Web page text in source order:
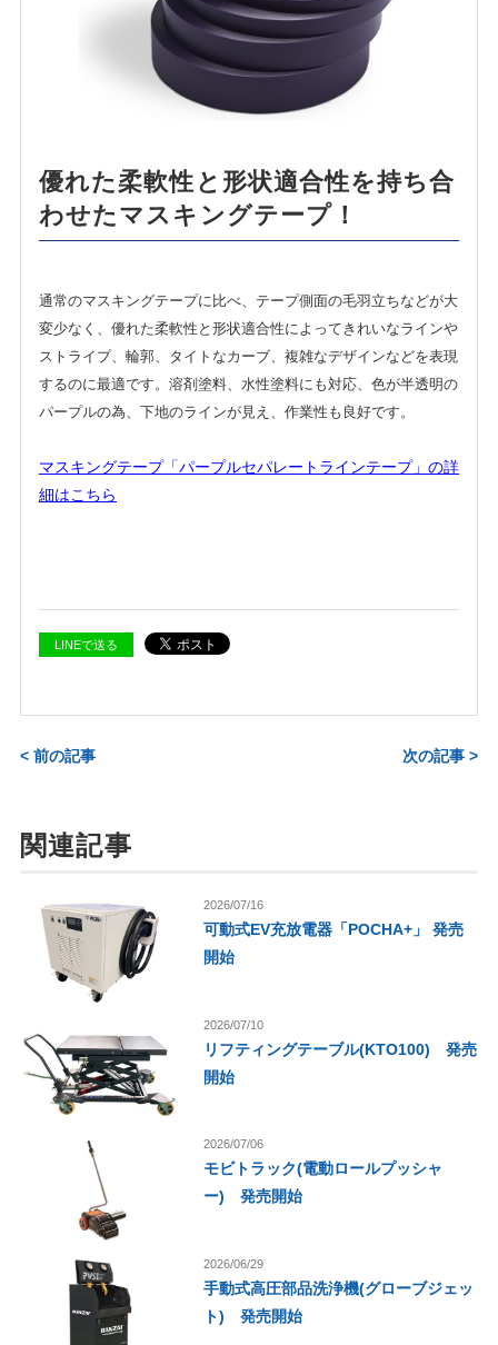
優れた柔軟性と形状適合性を持ち合
わせたマスキングテープ！
通常のマスキングテープに比べ、テープ側面の毛羽立ちなどが大
変少なく、優れた柔軟性と形状適合性によってきれいなラインや
ストライプ、輪郭、タイトなカーブ、複雑なデザインなどを表現
するのに最適です。溶剤塗料、水性塗料にも対応、色が半透明の
パープルの為、下地のラインが見え、作業性も良好です。
マスキングテープ「パープルセパレートラインテープ」の詳
細はこちら
LINEで送る
< 前の記事 次の記事 >
関連記事
2026/07/16
可動式EV充放電器「POCHA+」 発売
開始
2026/07/10
リフティングテーブル(KTO100) 発売
開始
2026/07/06
モビトラック(電動ロールプッシャ
ー) 発売開始
2026/06/29
手動式高圧部品洗浄機(グローブジェッ
ト) 発売開始